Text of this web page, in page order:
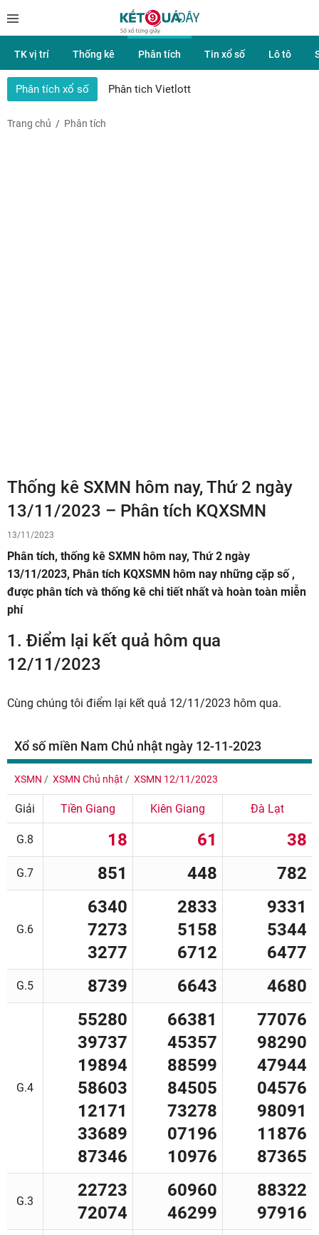
TK vị trí Thống kê Phân tích Tin xổ số Lô tô
Phân tích xổ số Phân tich Vietlott
Trang chủ Phân tích
Thống kê SXMN hôm nay, Thứ 2 ngày
13/11/2023 – Phân tích KQXSMN
13/11/2023
Phân tích, thống kê SXMN hôm nay, Thứ 2 ngày
13/11/2023, Phân tích KQXSMN hôm nay những cặp số ,
được phân tích và thống kê chi tiết nhất và hoàn toàn miễn
phí
1. Điểm lại kết quả hôm qua
12/11/2023
Cùng chúng tôi điểm lại kết quả 12/11/2023 hôm qua.
Xổ số miền Nam Chủ nhật ngày 12-11-2023
XSMN XSMN Chủ nhật XSMN 12/11/2023
Giải Tiền Giang Kiên Giang Đà Lạt
G.8 18 61 38
G.7 851 448 782
G.6
6340
7273
3277
2833
5158
6712
9331
5344
6477
G.5 8739 6643 4680
G.4
55280
39737
19894
58603
12171
33689
87346
66381
45357
88599
84505
73278
07196
10976
77076
98290
47944
04576
98091
11876
87365
G.3
22723
72074
60960
46299
88322
97916